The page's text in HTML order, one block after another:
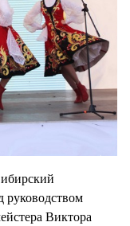
руководством
Виктора